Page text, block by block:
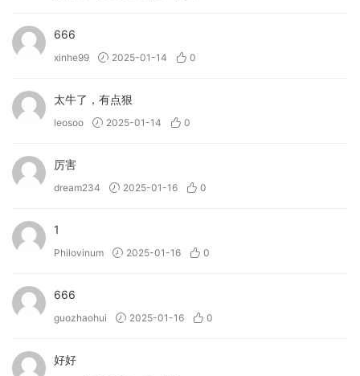
666
xinhe99 2025-01-14 0
太牛了，有点狠
leosoo 2025-01-14 0
厉害
dream234 2025-01-16 0
1
Philovinum 2025-01-16 0
666
guozhaohui 2025-01-16 0
好好